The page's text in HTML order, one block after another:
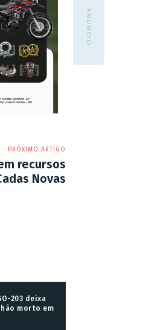
- ANÚNCIO -
PRÓXIMO ARTIGO
recursos
Novas
203 deixa
morto em